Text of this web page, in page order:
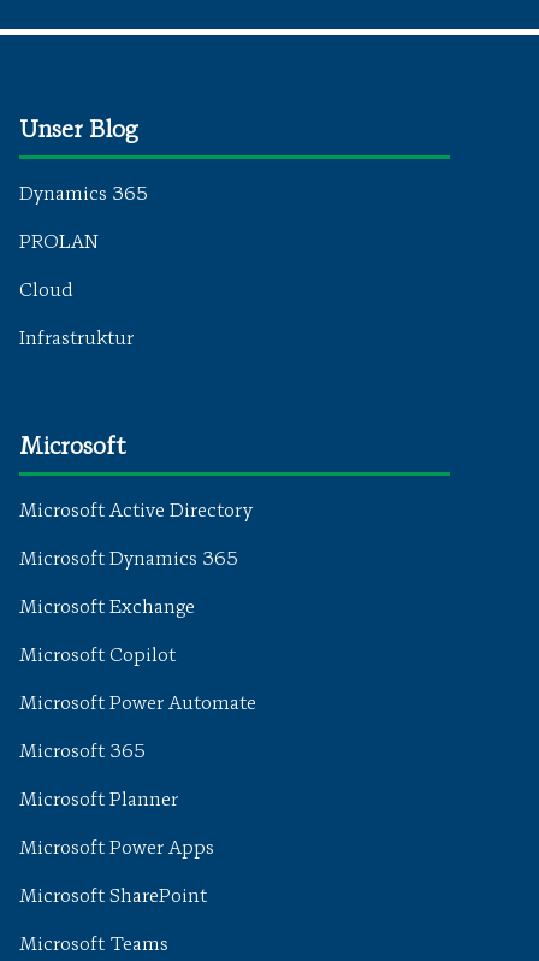
Unser Blog
Dynamics 365
PROLAN
Cloud
Infrastruktur
Microsoft
Microsoft Active Directory
Microsoft Dynamics 365
Microsoft Exchange
Microsoft Copilot
Microsoft Power Automate
Microsoft 365
Microsoft Planner
Microsoft Power Apps
Microsoft SharePoint
Microsoft Teams